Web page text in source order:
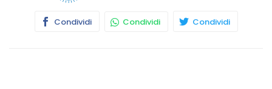
Condividi Condividi Condividi